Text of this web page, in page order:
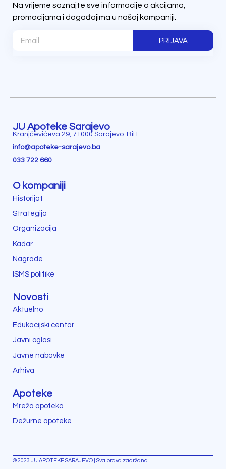
Na vrijeme saznajte sve informacije o akcijama,
promocijama i događajima u našoj kompaniji.
PRIJAVA
JU Apoteke Sarajevo
Kranjčevićeva 29, 71000 Sarajevo. BiH
info@apoteke-sarajevo.ba
033 722 660
O kompaniji
Historijat
Strategija
Organizacija
Kadar
Nagrade
ISMS politike
Novosti
Aktuelno
Edukacijski centar
Javni oglasi
Javne nabavke
Arhiva
Apoteke
Mreža apoteka
Dežurne apoteke
© 2023 JU APOTEKE SARAJEVO | Sva prava zadržana.